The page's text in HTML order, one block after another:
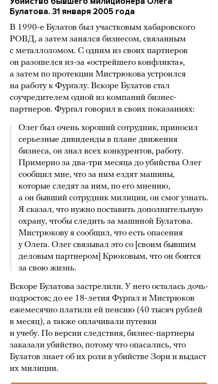
Булатова. 31 января 2005 года
В 1990-е Булатов был участковым хабаровского
РОВД, а затем занялся бизнесом, связанным
с металлоломом. С одним из своих партнеров
он разошелся из-за «острейшего конфликта»,
а затем по протекции Мистрюкова устроился
на работу к Фургалу. Вскоре Булатов стал
соучредителем одной из компаний бизнес-
партнеров. Фургал говорил в своих показаниях:
Олег был очень хороший сотрудник, приносил
серьезные дивиденды в плане движения
бизнеса, он знал всех конкурентов, работу.
Примерно за два-три месяца до убийства Олег
сообщил мне, что за ним ездят машины,
которые следят за ним, по его мнению,
а он бывший сотрудник милиции, он смог узнать.
Я сказал, что нужно поставить дополнительную
охрану, чтобы следить за машиной Булатова.
Мистрюкову я сообщил, что есть опасения
у Олега. Олег связывал это со [своим бывшим
деловым партнером] Крюковым, что он боится
за свою жизнь.
Вскоре Булатова застрелили. У него осталась дочь-
подросток; до ее 18-летия Фургал и Мистрюков
ежемесячно платили ей пенсию (40 тысяч рублей
в месяц), а также оплачивали путевки
и учебу. По версии следствия, бизнес-партнеры
заказали убийство, потому что опасались, что
Булатов знает об их роли в убийстве Зори и выдаст
их милиции.